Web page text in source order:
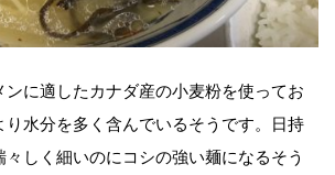
ンに適したカナダ産の小麦粉を使ってお
り水分を多く含んでいるそうです。日持
しく細いのにコシの強い麺になるそう